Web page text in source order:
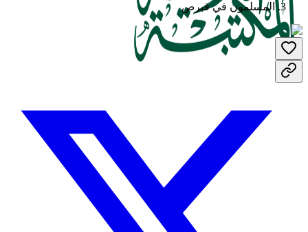
المسلمون في قبرص